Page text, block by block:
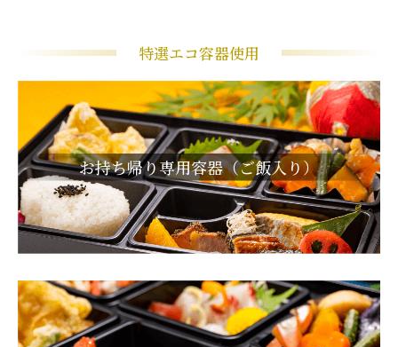
特選エコ容器使用
お持ち帰り専用容器（ご飯入り）